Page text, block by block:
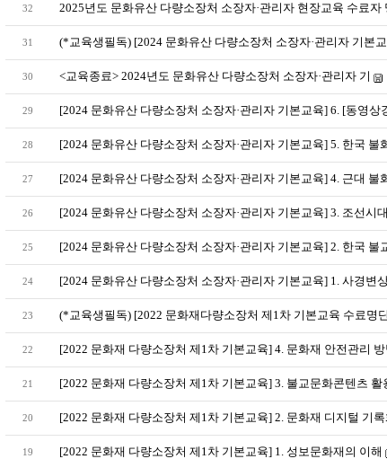
32 2025년도 문화유산 다량소장처 소장자·관리자 현장교육 수료자
31 (*교육생필독) [2024 문화유산 다량소장처 소장자·관리자 기본
30 <교육종료> 2024년도 문화유산 다량소장처 소장자·관리자 기
29 [2024 문화유산 다량소장처 소장자·관리자 기본교육] 6. [동영상
28 [2024 문화유산 다량소장처 소장자·관리자 기본교육] 5. 한국 불
27 [2024 문화유산 다량소장처 소장자·관리자 기본교육] 4. 근대 불
26 [2024 문화유산 다량소장처 소장자·관리자 기본교육] 3. 조선시
25 [2024 문화유산 다량소장처 소장자·관리자 기본교육] 2. 한국 불
24 [2024 문화유산 다량소장처 소장자·관리자 기본교육] 1. 사경변
23 (*교육생필독) [2022 문화재다량소장처 제1차 기본교육 수료명
22 [2022 문화재 다량소장처 제1차 기본교육] 4. 문화재 안전관리 방
21 [2022 문화재 다량소장처 제1차 기본교육] 3. 불교문화콘텐츠 활
20 [2022 문화재 다량소장처 제1차 기본교육] 2. 문화재 디지털 기
19 [2022 문화재 다량소장처 제1차 기본교육] 1. 성보문화재의 이해